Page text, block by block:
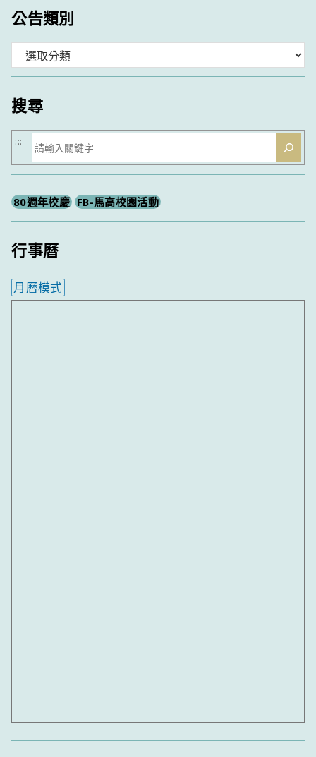
公告類別
類
搜尋
搜
尋
:::
80週年校慶 FB-馬高校園活動
行事曆
月曆模式